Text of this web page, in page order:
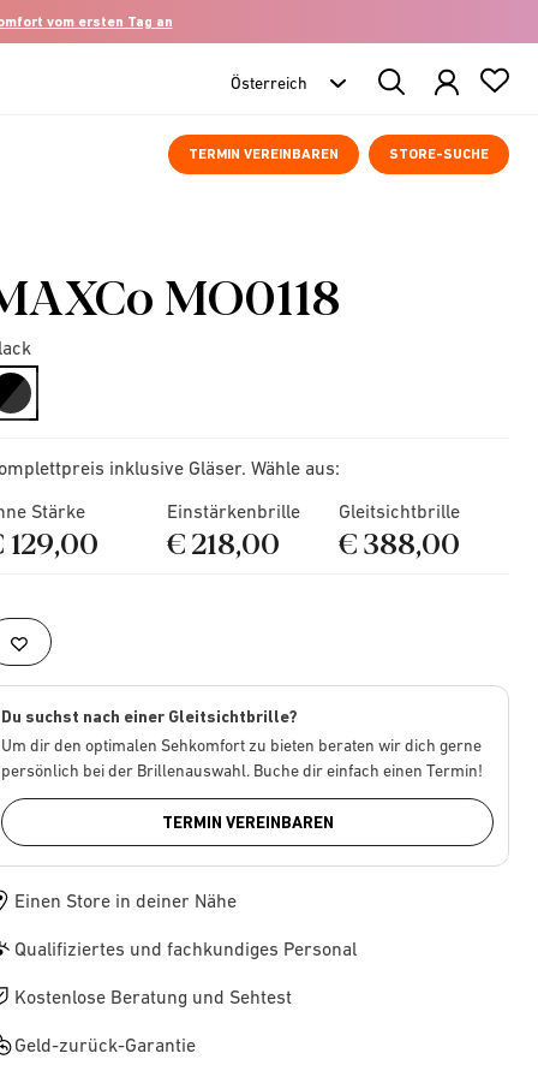
vom ersten Tag an
Search
Products
TERMIN VEREINBAREN STORE-SUCHE
MO0118
selected
inklusive Gläser. Wähle aus:
Stärke
129,00
Einstärkenbrille
€ 218,00
Gleitsichtbrille
€ 388,00
Du suchst nach einer Gleitsichtbrille?
Um dir den optimalen Sehkomfort zu bieten beraten wir dich gerne
persönlich bei der Brillenauswahl. Buche dir einfach einen Termin!
TERMIN VEREINBAREN
Einen Store in deiner Nähe
Qualifiziertes und fachkundiges Personal
Kostenlose Beratung und Sehtest
Geld-zurück-Garantie